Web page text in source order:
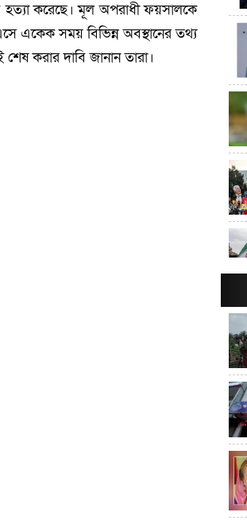
হত্যা করেছে। মূল অপরাধী ফয়সালকে
একেক সময় বিভিন্ন অবস্থানের তথ্য
করার দাবি জানান তারা।